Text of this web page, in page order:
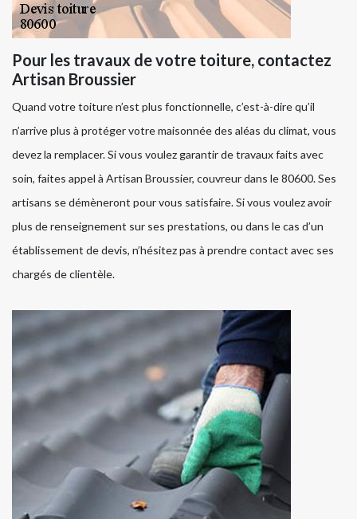
Pour les travaux de votre toiture, contactez
Artisan Broussier
Quand votre toiture n’est plus fonctionnelle, c’est-à-dire qu’il
n’arrive plus à protéger votre maisonnée des aléas du climat, vous
devez la remplacer. Si vous voulez garantir de travaux faits avec
soin, faites appel à Artisan Broussier, couvreur dans le 80600. Ses
artisans se démèneront pour vous satisfaire. Si vous voulez avoir
plus de renseignement sur ses prestations, ou dans le cas d’un
établissement de devis, n’hésitez pas à prendre contact avec ses
chargés de clientèle.